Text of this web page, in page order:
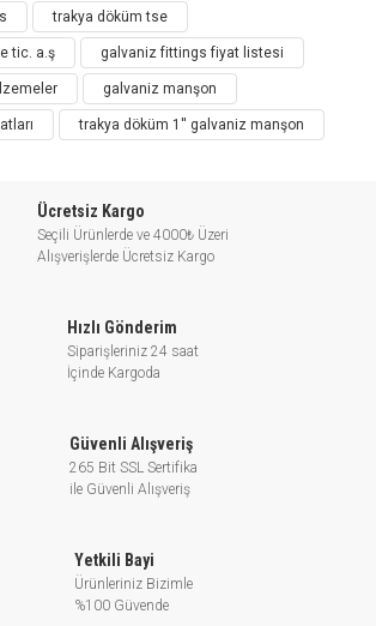
trakya döküm tse
tic. a.ş galvaniz fittings fiyat listesi
galvaniz manşon
trakya döküm 1'' galvaniz manşon
Ücretsiz Kargo
Seçili Ürünlerde ve 4000₺ Üzeri
Alışverişlerde Ücretsiz Kargo
Hızlı Gönderim
Siparişleriniz 24 saat
İçinde Kargoda
Güvenli Alışveriş
265 Bit SSL Sertifika
ile Güvenli Alışveriş
Yetkili Bayi
Ürünleriniz Bizimle
%100 Güvende